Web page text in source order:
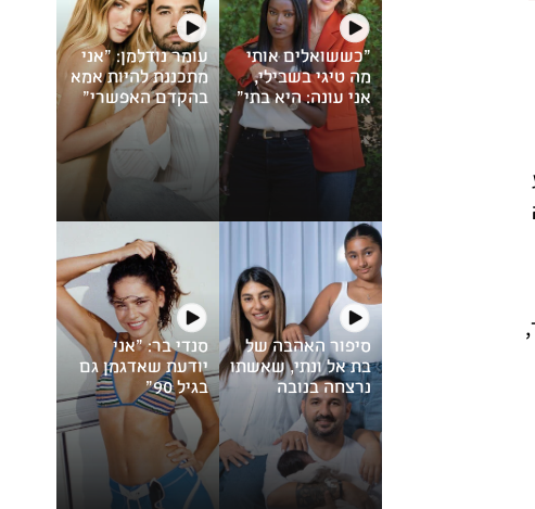
"כששואלים אותי
מה טיגי בשבילי,
אני עונה: היא בתי"
עומר נודלמן: "אני
מתכננת להיות אמא
בהקדם האפשרי"
סיפור האהבה של
בת אל ונתי, שאשתו
נרצחה בנובה
סנדי בר: "אני
יודעת שאדגמן גם
בגיל 90"